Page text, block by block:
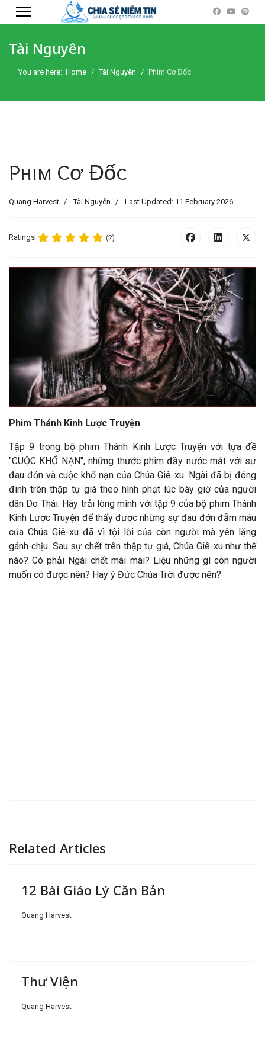
Tài Nguyên
You are here: Home Tài Nguyên Phim Cơ Đốc
Phim Cơ Đốc
Quang Harvest Tài Nguyên Last Updated: 11 February 2026
Ratings (2)
Phim Thánh Kinh Lược Truyện
Tập 9 trong bộ phim Thánh Kinh Lược Truyện với tựa đề
"CUỘC KHỔ NẠN", những thước phim đầy nước mắt với sự
đau đớn và cuộc khổ nạn của Chúa Giê-xu. Ngài đã bị đóng
đinh trên thập tự giá theo hình phạt lúc bây giờ của người
dân Do Thái. Hãy trải lòng mình với tập 9 của bộ phim Thánh
Kinh Lược Truyện để thấy được những sự đau đớn đẫm máu
của Chúa Giê-xu đã vì tội lỗi của còn người mà yên lặng
gánh chịu. Sau sự chết trên thập tự giá, Chúa Giê-xu như thế
nào? Có phải Ngài chết mãi mãi? Liệu những gì con người
muốn có được nên? Hay ý Đức Chúa Trời được nên?
Related Articles
12 Bài Giáo Lý Căn Bản
Quang Harvest
Thư Viện
Quang Harvest